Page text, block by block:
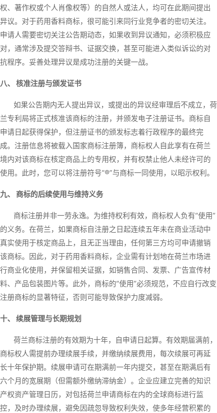
权、著作权或个人肖像权等）的自然人或法人，均可在此期间提出
异议。对于药用香料商标，很可能引来同行业竞争者的密切关注。
申请人需要密切关注公告期动态，如果收到异议通知，必须积极应
对，通常涉及提交答辩书、证据交换，甚至可能进入类似诉讼的对
抗程序。妥善处理异议是成功注册的关键一战。
八、 核准注册与颁发证书
如果公告期内无人提出异议，或提出的异议经审理后不成立，荷
兰专利局将正式核准该商标的注册，并颁发电子注册证书。商标自
申请日起获得保护，但注册证书的颁发标志着行政程序的最终完
成。注册信息将被载入国家商标注册簿，商标权人自此享有在荷兰
境内对该商标在核定商品上的专用权，并有权禁止他人未经许可的
使用。此时，您可以将注册符号“®”与商标一同使用，以昭示权利。
九、 商标的后续使用与维持义务
商标注册并非一劳永逸。为维持权利有效，商标权人负有“使用”
的义务。在荷兰，如果商标自注册之日起连续五年未在商业活动中
真实使用于核定商品上，且无正当理由，任何第三方均可申请撤销
该商标。因此，对于药用香料商标，企业需有计划地在荷兰市场进
行商业化使用，并保留相关证据，如销售合同、发票、广告宣传材
料、产品包装图片等。此外，商标的“使用”必须规范，不应自行改变
注册商标的显著特征，否则可能导致保护力度减弱。
十、 续展管理与长期规划
荷兰商标注册的有效期为十年，自申请日起算。有效期届满前，
商标权人需提前办理续展手续，并缴纳续展费用，每次续展可再延
长十年保护期。续展申请可在期满前一年内提交，甚至在期满后有
六个月的宽展期（但需额外缴纳滞纳金）。企业应建立完善的知识
产权资产管理日历，对包括荷兰申请商标在内的全球商标进行监
控，及时办理续展，避免因疏忽导致权利失效，使多年经营积累的